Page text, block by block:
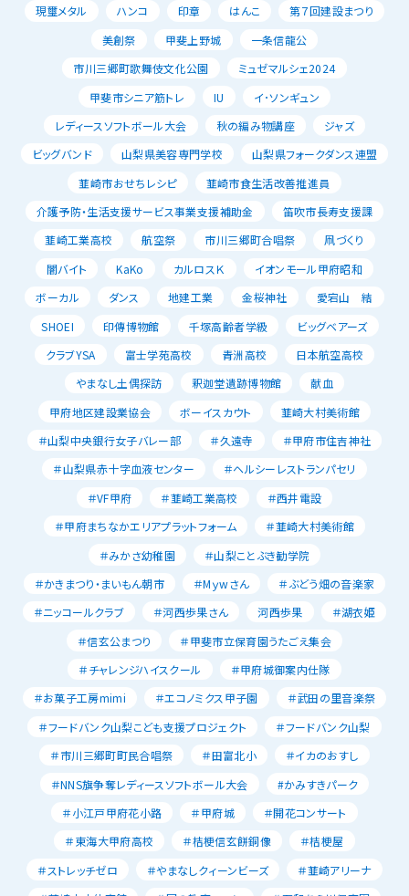
現璽メタル
ハンコ 印章 はんこ
第７回建設まつり
美創祭
甲斐上野城
一条信龍公
市川三郷町歌舞伎文化公園
ミュゼマルシェ2024
甲斐市シニア筋トレ
IU
イ･ソンギュン
レディースソフトボール大会
秋の編み物講座
ジャズ
ビッグバンド
山梨県美容専門学校
山梨県フォークダンス連盟
韮崎市おせちレシピ
韮崎市食生活改善推進員
介護予防・生活支援サービス事業支援補助金
笛吹市長寿支援課
韮崎工業高校
航空祭 市川三郷町合唱祭
凧づくり
闇バイト
KaKo カルロスＫ
イオンモール甲府昭和
ボーカル
ダンス 地建工業 金桜神社
愛宕山 結
SHOEI
印傳博物館 千塚高齢者学級
ビッグベアーズ
クラブYSA
富士学苑高校 青洲高校
日本航空高校
やまなし土偶探訪
釈迦堂遺跡博物館
献血
甲府地区建設業協会
ボーイスカウト
韮崎大村美術館
＃山梨中央銀行女子バレー部
＃久遠寺
＃甲府市住吉神社
＃山梨県赤十字血液センター
＃ヘルシーレストランパセリ
＃VF甲府
＃韮崎工業高校
＃西井電設
＃甲府まちなかエリアプラットフォーム
＃韮崎大村美術館
＃みかさ幼稚園
＃山梨ことぶき勧学院
＃かきまつり・まいもん朝市
＃Mｙwさん
＃ぶどう畑の音楽家
＃ニッコールクラブ
＃河西歩果さん 河西歩果
＃湖衣姫
＃信玄公まつり
＃甲斐市立保育園うたごえ集会
＃チャレンジハイスクール
＃甲府城御案内仕隊
＃お菓子工房mimi
＃エコノミクス甲子園
＃武田の里音楽祭
＃フードバンク山梨こども支援プロジェクト
＃フードバンク山梨
＃市川三郷町町民合唱祭
＃田富北小
＃イカのおすし
＃NNS旗争奪レディースソフトボール大会
#かみすきパーク
＃小江戸甲府花小路
＃甲府城
＃開花コンサート
＃東海大甲府高校
＃桔梗信玄餅銅像
＃桔梗屋
＃ストレッチゼロ
＃やまなしクィーンビーズ
＃韮崎アリーナ